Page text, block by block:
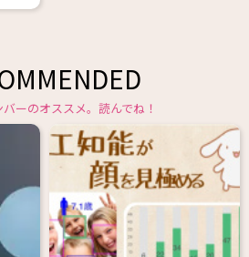
ーのオススメ。読んでね！